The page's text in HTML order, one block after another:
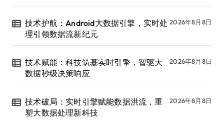
技术护航：Android大数据引擎，实时处
理引领数据流新纪元
2026年8月8日
技术赋能：科技筑基实时引擎，智驱大
数据秒级决策响应
2026年8月8日
技术破局：实时引擎赋能数据洪流，重
塑大数据处理新科技
2026年8月8日